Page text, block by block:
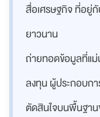
สื่อเศรษฐกิจ ที่อยู่กั
ยาวนาน
ถ่ายทอดข้อมูลที่แ
ลงทุน ผู้ประกอบก
ตัดสินใจบนพื้นฐาน